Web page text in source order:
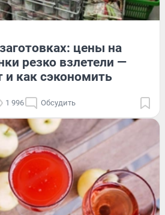
цены на
резко взлетели —
и как сэкономить
1 996 Обсудить